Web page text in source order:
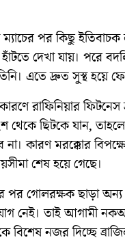
ম্যাচের পর কিছু
হাঁটতে দেখা যায়। পরে
এতে দ্রুত সুস্থ
রাফিনিয়ার
থেকে ছিটকে যান,
না। কারণ মরক্কোর
শেষ হয়ে গেছে।
পর গোলরক্ষক ছাড়া
নেই। তাই আগামী
বিশেষ নজর দিচ্ছে